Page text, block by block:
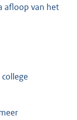
afloop van het